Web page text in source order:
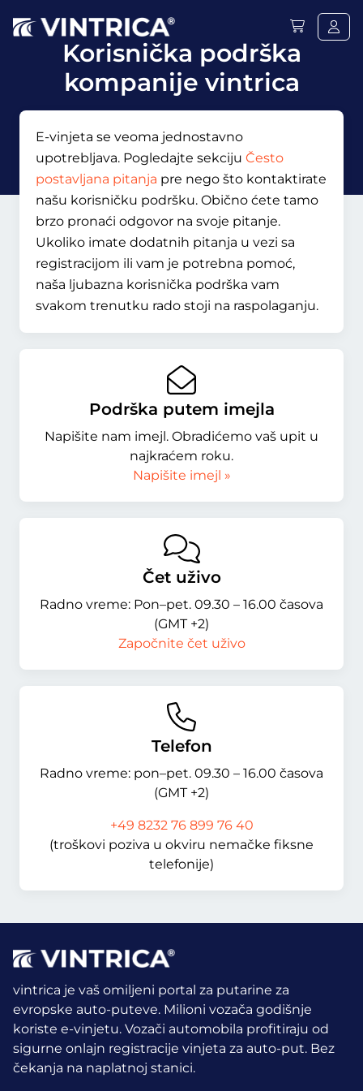
Korisnička podrška
kompanije vintrica
E-vinjeta se veoma jednostavno
upotrebljava. Pogledajte sekciju Često
postavljana pitanja pre nego što kontaktirate
našu korisničku podršku. Obično ćete tamo
brzo pronaći odgovor na svoje pitanje.
Ukoliko imate dodatnih pitanja u vezi sa
registracijom ili vam je potrebna pomoć,
naša ljubazna korisnička podrška vam
svakom trenutku rado stoji na raspolaganju.
Podrška putem imejla
Napišite nam imejl. Obradićemo vaš upit u
najkraćem roku.
Napišite imejl »
Čet uživo
Radno vreme: Pon–pet. 09.30 – 16.00 časova
(GMT +2)
Započnite čet uživo
Telefon
Radno vreme: pon–pet. 09.30 – 16.00 časova
(GMT +2)
+49 8232 76 899 76 40
(troškovi poziva u okviru nemačke fiksne
telefonije)
vintrica je vaš omiljeni portal za putarine za
evropske auto-puteve. Milioni vozača godišnje
koriste e-vinjetu. Vozači automobila profitiraju od
sigurne onlajn registracije vinjeta za auto-put. Bez
čekanja na naplatnoj stanici.